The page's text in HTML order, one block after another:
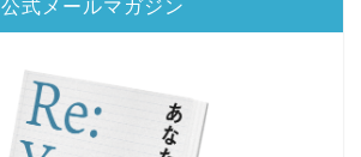
公式メールマガジン